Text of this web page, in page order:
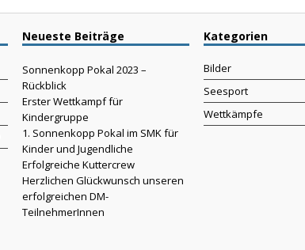
Neueste Beiträge
Sonnenkopp Pokal 2023 –
Rückblick
Erster Wettkampf für
Kindergruppe
1. Sonnenkopp Pokal im SMK für
Kinder und Jugendliche
Erfolgreiche Kuttercrew
Herzlichen Glückwunsch unseren
erfolgreichen DM-
TeilnehmerInnen
Kategorien
Bilder
Seesport
Wettkämpfe